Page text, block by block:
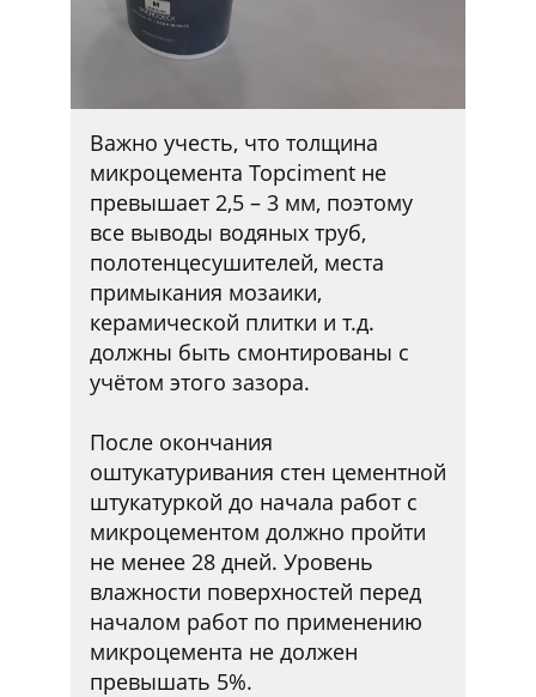
Важно учесть, что толщина
микроцемента Topciment не
превышает 2,5 – 3 мм, поэтому
все выводы водяных труб,
полотенцесушителей, места
примыкания мозаики,
керамической плитки и т.д.
должны быть смонтированы с
учётом этого зазора.
После окончания
оштукатуривания стен цементной
штукатуркой до начала работ с
микроцементом должно пройти
не менее 28 дней. Уровень
влажности поверхностей перед
началом работ по применению
микроцемента не должен
превышать 5%.